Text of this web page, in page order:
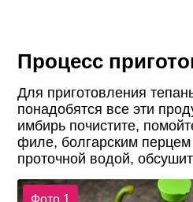
Процесс
Для приготовления
понадобятся все эти
имбирь почистите,
филе, болгарским
проточной водой,
Фото 1